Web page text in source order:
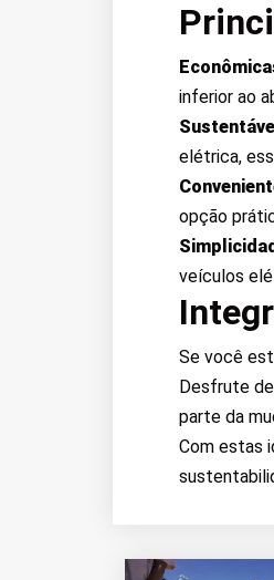
inferior ao
elétrica,
opção
veículos
Se você
Desfrute
parte da
Com estas